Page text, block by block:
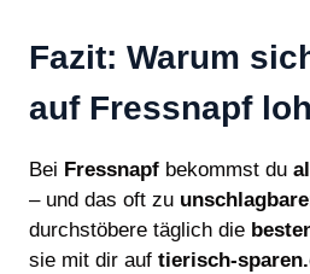
Fazit: Warum
auf Fressnapf
Bei Fressnapf bekommst du
– und das oft zu
durchstöbere täglich die
sie mit dir auf tierisch-